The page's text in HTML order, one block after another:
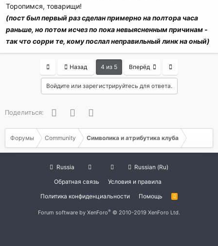
Торопимся, товарищи!
(пост был первый раз сделан примерно на полтора часа
раньше, но потом исчез по пока невыясненным причинам -
так что сорри те, кому послал неправильный линк на оный)
Назад 4 из 5 Вперёд
Войдите или зарегистрируйтесь для ответа.
Поделиться: FacebookTwitter
Форумы Community Символика и атрибутика клуба
Russia
Russian (Ru)
Обратная связь
Условия и правила
Политика конфиденциальности
Помощь
R
Forum software by XenForo® © 2010-2019 XenForo Ltd.